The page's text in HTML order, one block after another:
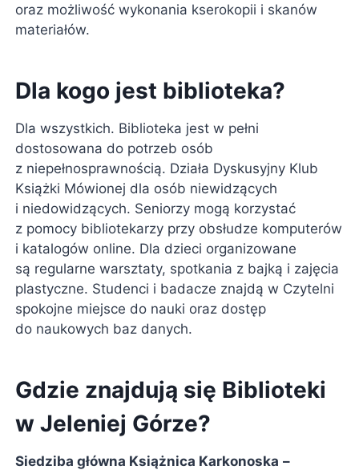
oraz możliwość wykonania kserokopii i skanów
materiałów.
Dla kogo jest biblioteka?
Dla wszystkich. Biblioteka jest w pełni
dostosowana do potrzeb osób
z niepełnosprawnością. Działa Dyskusyjny Klub
Książki Mówionej dla osób niewidzących
i niedowidzących. Seniorzy mogą korzystać
z pomocy bibliotekarzy przy obsłudze komputerów
i katalogów online. Dla dzieci organizowane
są regularne warsztaty, spotkania z bajką i zajęcia
plastyczne. Studenci i badacze znajdą w Czytelni
spokojne miejsce do nauki oraz dostęp
do naukowych baz danych.
Gdzie znajdują się Biblioteki
w Jeleniej Górze?
Siedziba główna Książnica Karkonoska –